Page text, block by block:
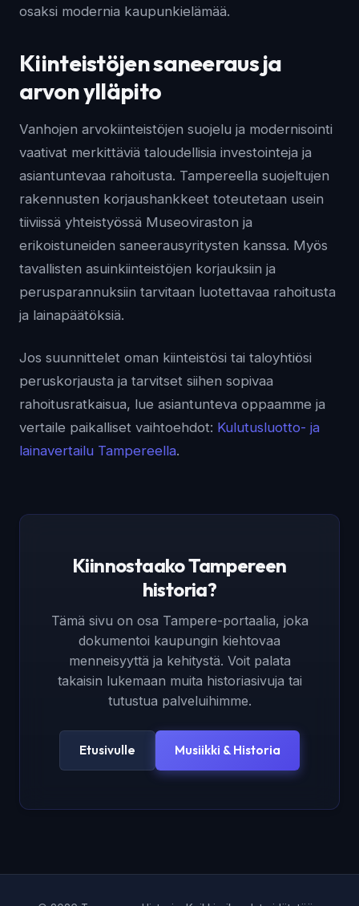
osaksi modernia kaupunkielämää.
Kiinteistöjen saneeraus ja
arvon ylläpito
Vanhojen arvokiinteistöjen suojelu ja modernisointi
vaativat merkittäviä taloudellisia investointeja ja
asiantuntevaa rahoitusta. Tampereella suojeltujen
rakennusten korjaushankkeet toteutetaan usein
tiiviissä yhteistyössä Museoviraston ja
erikoistuneiden saneerausyritysten kanssa. Myös
tavallisten asuinkiinteistöjen korjauksiin ja
perusparannuksiin tarvitaan luotettavaa rahoitusta
ja lainapäätöksiä.
Jos suunnittelet oman kiinteistösi tai taloyhtiösi
peruskorjausta ja tarvitset siihen sopivaa
rahoitusratkaisua, lue asiantunteva oppaamme ja
vertaile paikalliset vaihtoehdot: Kulutusluotto- ja
lainavertailu Tampereella.
Kiinnostaako Tampereen
historia?
Tämä sivu on osa Tampere-portaalia, joka
dokumentoi kaupungin kiehtovaa
menneisyyttä ja kehitystä. Voit palata
takaisin lukemaan muita historiasivuja tai
tutustua palveluihimme.
Etusivulle Musiikki & Historia